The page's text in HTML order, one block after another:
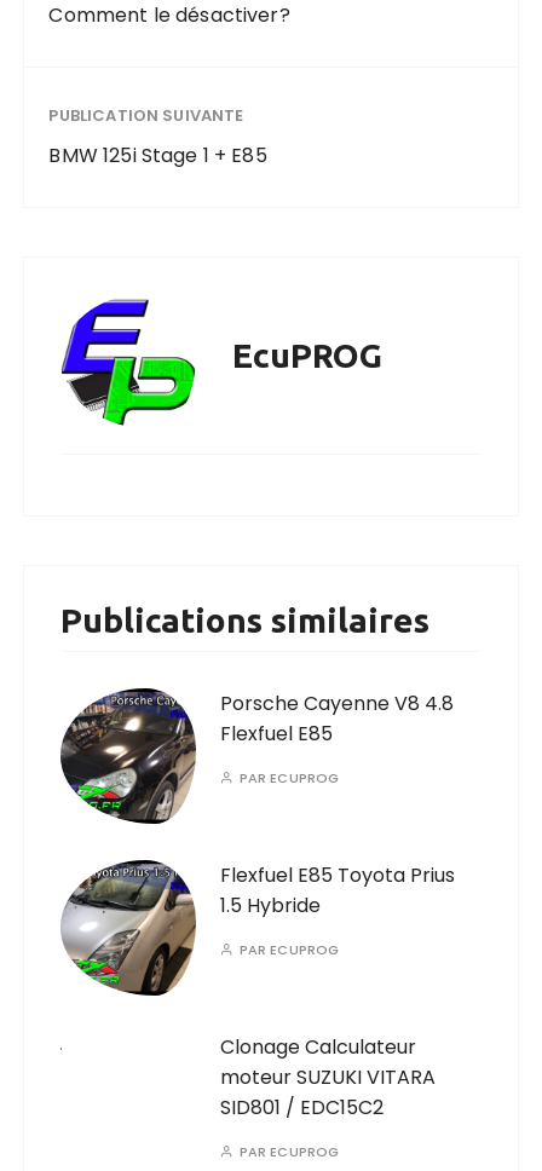
Comment le désactiver?
PUBLICATION SUIVANTE
BMW 125i Stage 1 + E85
EcuPROG
Publications similaires
Porsche Cayenne V8 4.8
Flexfuel E85
PARECUPROG
Flexfuel E85 Toyota Prius
1.5 Hybride
PARECUPROG
Clonage Calculateur
moteur SUZUKI VITARA
SID801 / EDC15C2
PARECUPROG